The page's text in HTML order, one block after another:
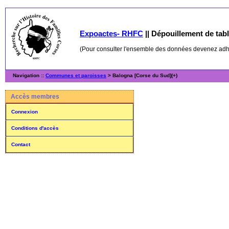
Expoactes- RHFC || Dépouillement de
(Pour consulter l'ensemble des données devenez
Navigation :: Communes et paroisses > Balogna [Corse du Sud](+)
Accès membres
Connexion
Conditions d'accès
Contact